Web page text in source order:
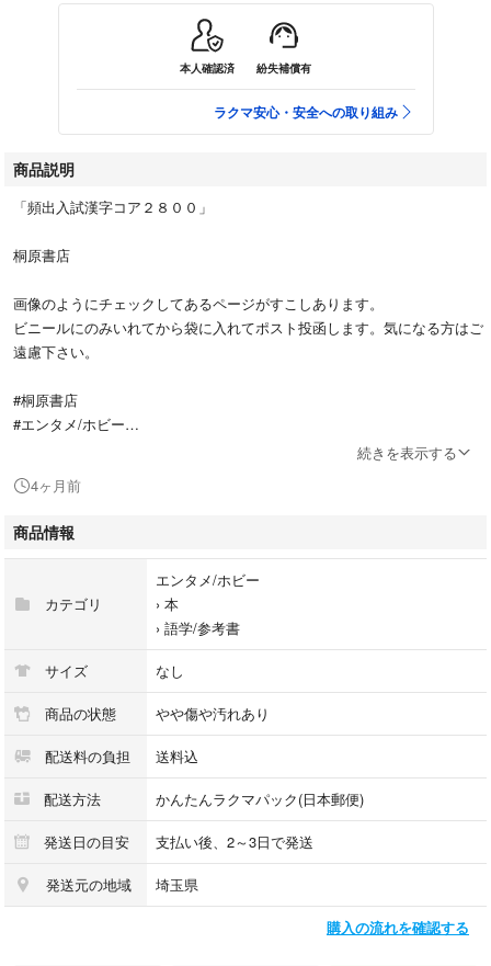
本人確認済 紛失補償有
ラクマ安心・安全への取り組み
商品説明
「頻出入試漢字コア２８００」
桐原書店
画像のようにチェックしてあるページがすこしあります。
ビニールにのみいれてから袋に入れてポスト投函します。気になる方はご
遠慮下さい。
#桐原書店
#エンタメ/ホビー
#BOOK
続きを表示する
4ヶ月前
商品情報
カテゴリ
エンタメ/ホビー
› 本
› 語学/参考書
サイズ なし
商品の状態 やや傷や汚れあり
配送料の負担 送料込
配送方法 かんたんラクマパック(日本郵便)
発送日の目安 支払い後、2～3日で発送
発送元の地域 埼玉県
購入の流れを確認する